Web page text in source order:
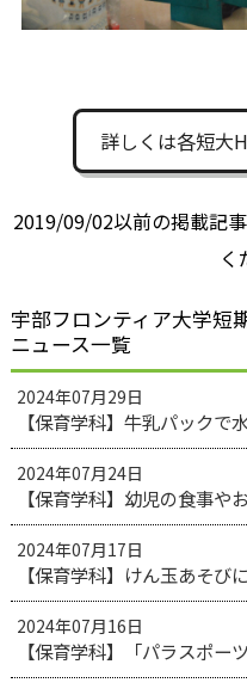
詳しくは各短大
2019/09/02以前の掲載記
く
宇部フロンティア大学短
ニュース一覧
2024年07月29日
【保育学科】牛乳パックで
2024年07月24日
【保育学科】幼児の食事や
2024年07月17日
【保育学科】けん玉あそび
2024年07月16日
【保育学科】「パラスポー